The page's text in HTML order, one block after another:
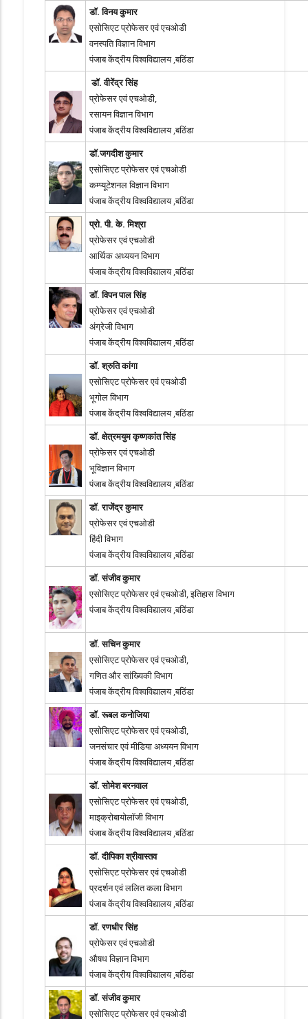
डॉ. विनय कुमार
एसोसिएट प्रोफेसर एवं एचओडी
वनस्पति विज्ञान विभाग
पंजाब केंद्रीय विश्वविद्यालय ,बठिंडा
डॉ. वीरेंद्र सिंह
प्रोफेसर एवं एचओडी,
रसायन विज्ञान विभाग
पंजाब केंद्रीय विश्वविद्यालय ,बठिंडा
डॉ.जगदीश कुमार
एसोसिएट प्रोफेसर एवं एचओडी
कम्प्यूटेशनल विज्ञान विभाग
पंजाब केंद्रीय विश्वविद्यालय ,बठिंडा
प्रो. पी. के. मिश्रा
प्रोफेसर एवं एचओडी
आर्थिक अध्ययन विभाग
पंजाब केंद्रीय विश्वविद्यालय ,बठिंडा
डॉ. विपन पाल सिंह
प्रोफेसर एवं एचओडी
अंग्रेजी विभाग
पंजाब केंद्रीय विश्वविद्यालय ,बठिंडा
डॉ. श्रुति कांगा
एसोसिएट प्रोफेसर एवं एचओडी
भूगोल विभाग
पंजाब केंद्रीय विश्वविद्यालय ,बठिंडा
डॉ. क्षेत्रमयुम कृष्णकांत सिंह
प्रोफेसर एवं एचओडी
भूविज्ञान विभाग
पंजाब केंद्रीय विश्वविद्यालय ,बठिंडा
डॉ. राजेंद्र कुमार
प्रोफेसर एवं एचओडी
हिंदी विभाग
पंजाब केंद्रीय विश्वविद्यालय ,बठिंडा
डॉ. संजीव कुमार
एसोसिएट प्रोफेसर एवं एचओडी, इतिहास विभाग
पंजाब केंद्रीय विश्वविद्यालय ,बठिंडा
डॉ. सचिन कुमार
एसोसिएट प्रोफेसर एवं एचओडी,
गणित और सांख्यिकी विभाग
पंजाब केंद्रीय विश्वविद्यालय ,बठिंडा
डॉ. रूबल कनोजिया
एसोसिएट प्रोफेसर एवं एचओडी,
जनसंचार एवं मीडिया अध्ययन विभाग
पंजाब केंद्रीय विश्वविद्यालय ,बठिंडा
डॉ. सोमेश बरनवाल
एसोसिएट प्रोफेसर एवं एचओडी,
माइक्रोबायोलॉजी विभाग
पंजाब केंद्रीय विश्वविद्यालय ,बठिंडा
डॉ. दीपिका श्रीवास्तव
एसोसिएट प्रोफेसर एवं एचओडी
प्रदर्शन एवं ललित कला विभाग
पंजाब केंद्रीय विश्वविद्यालय ,बठिंडा
डॉ. रणधीर सिंह
प्रोफेसर एवं एचओडी
औषध विज्ञान विभाग
पंजाब केंद्रीय विश्वविद्यालय ,बठिंडा
डॉ. संजीव कुमार
एसोसिएट प्रोफेसर एवं एचओडी